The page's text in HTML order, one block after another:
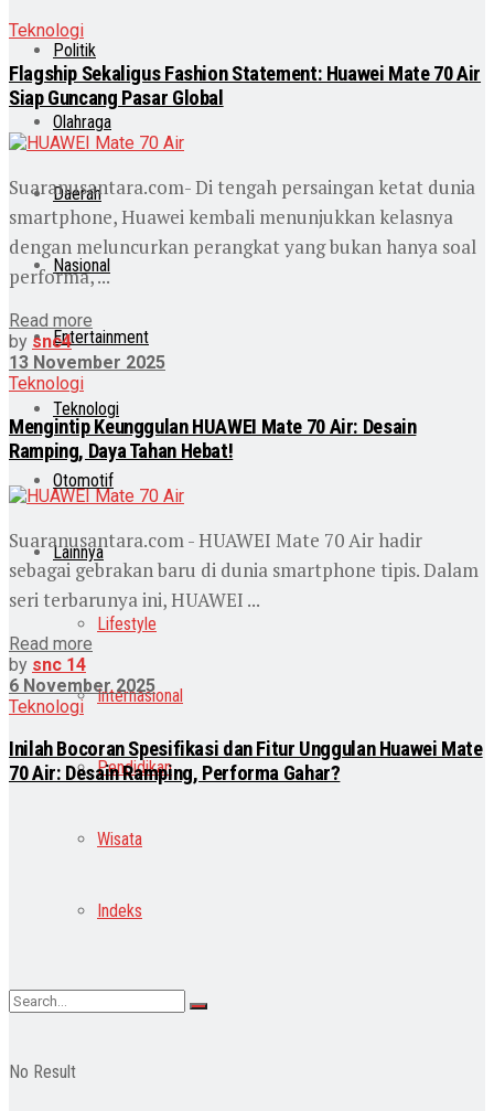
Politik
Olahraga
Daerah
Nasional
Entertainment
Teknologi
Otomotif
Lainnya
Lifestyle
Internasional
Pendidikan
Wisata
Indeks
No Result
Teknologi
Flagship Sekaligus Fashion Statement: Huawei Mate 70 Air
Siap Guncang Pasar Global
Suaranusantara.com- Di tengah persaingan ketat dunia
smartphone, Huawei kembali menunjukkan kelasnya
dengan meluncurkan perangkat yang bukan hanya soal
performa, ...
Read more
by snc4
13 November 2025
Teknologi
Mengintip Keunggulan HUAWEI Mate 70 Air: Desain
Ramping, Daya Tahan Hebat!
Suaranusantara.com - HUAWEI Mate 70 Air hadir
sebagai gebrakan baru di dunia smartphone tipis. Dalam
seri terbarunya ini, HUAWEI ...
Read more
by snc 14
6 November 2025
Teknologi
Inilah Bocoran Spesifikasi dan Fitur Unggulan Huawei Mate
70 Air: Desain Ramping, Performa Gahar?